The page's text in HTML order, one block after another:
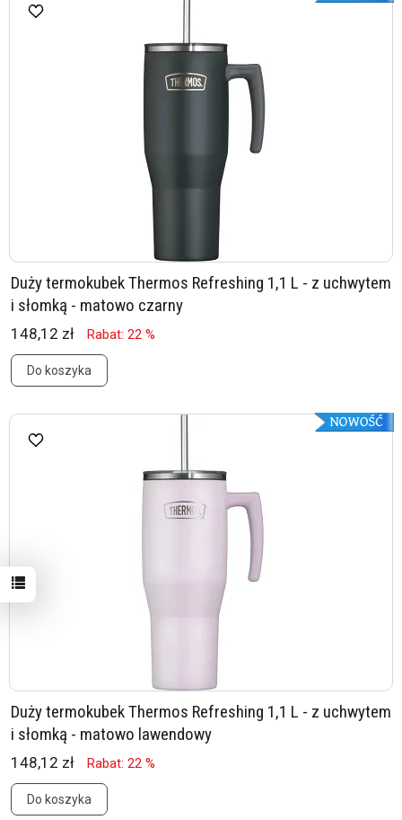
Duży termokubek Thermos Refreshing 1,1 L - z uchwytem
i słomką - matowo czarny
148,12 zł Rabat: 22 %
Do koszyka
Duży termokubek Thermos Refreshing 1,1 L - z uchwytem
i słomką - matowo lawendowy
148,12 zł Rabat: 22 %
Do koszyka